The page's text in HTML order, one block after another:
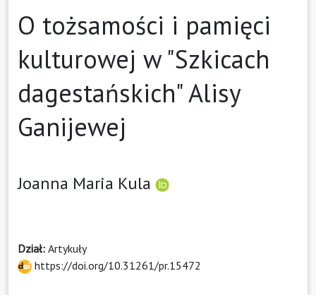
O tożsamości i pamięci
kulturowej w "Szkicach
dagestańskich" Alisy
Ganijewej
Joanna Maria Kula
Dział: Artykuły
https://doi.org/10.31261/pr.15472